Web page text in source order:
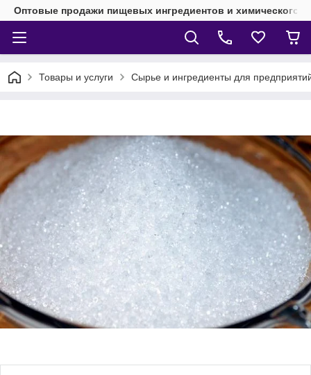
Оптовые продажи пищевых ингредиентов и химического
Товары и услуги Сырье и ингредиенты для